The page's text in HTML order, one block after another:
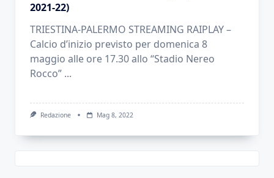
2021-22)
TRIESTINA-PALERMO STREAMING RAIPLAY –
Calcio d’inizio previsto per domenica 8
maggio alle ore 17.30 allo “Stadio Nereo
Rocco” ...
Redazione Mag 8, 2022